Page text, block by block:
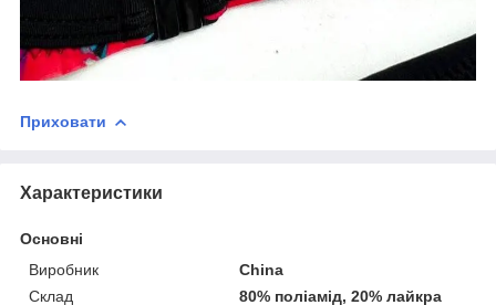
Приховати
Характеристики
Основні
Виробник
China
Склад
80% поліамід, 20% лайкра